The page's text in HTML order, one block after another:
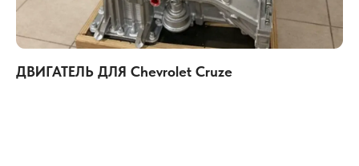
ДВИГАТЕЛЬ ДЛЯ Chevrolet Cruze